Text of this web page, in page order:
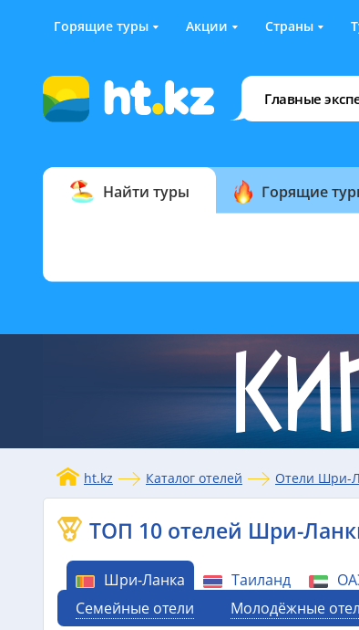
Горящие туры Акции Страны
Главные
Найти туры Горящие
ht.kz Каталог отелей Отели Шри-
ТОП 10 отелей Шри-
Шри-Ланка Таиланд
Семейные отели
Молодёжные